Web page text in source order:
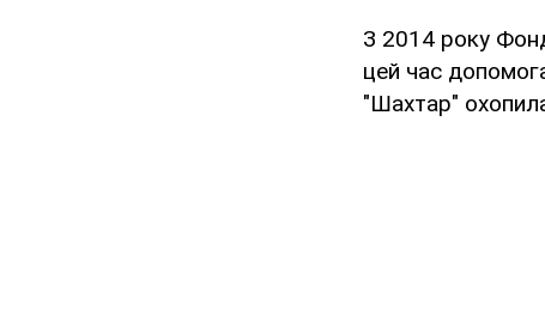
З 2014 року
цей час
"Шахтар"